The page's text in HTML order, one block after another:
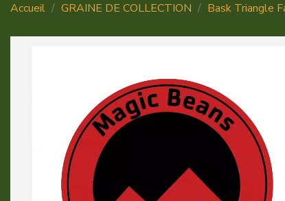
Accueil GRAINE DE COLLECTION Bask Triangle